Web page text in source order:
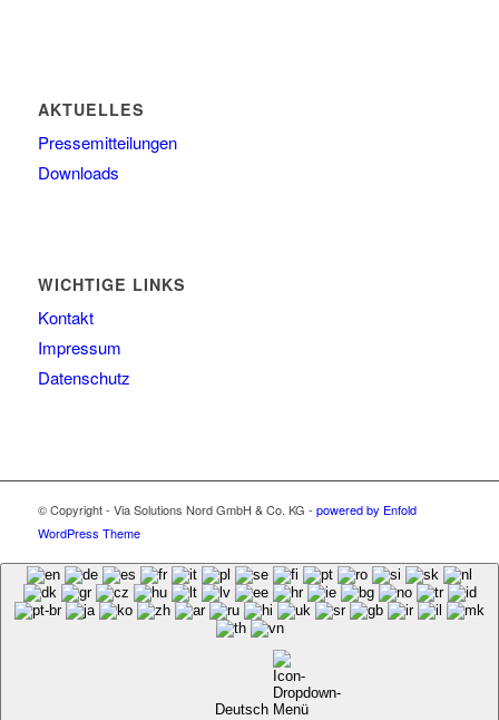
AKTUELLES
Pressemitteilungen
Downloads
WICHTIGE LINKS
Kontakt
Impressum
Datenschutz
© Copyright - Via Solutions Nord GmbH & Co. KG - powered by Enfold
WordPress Theme
Deutsch